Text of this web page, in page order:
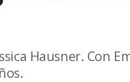
Hausner. Con